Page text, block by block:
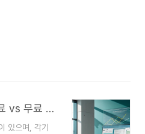
AI Agent 언어 모델 | 유료 vs 무료 차이
있으며, 각기